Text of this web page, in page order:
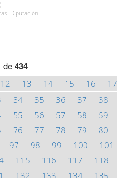
Diputación
de 434
12 13 14 15 16 17
34 35 36 37 38
55 56 57 58 59
76 77 78 79 80
97 98 99 100 101
115 116 117 118
132 133 134 135